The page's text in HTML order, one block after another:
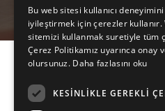
Yasal
Bu web sitesi kullanıcı deneyimini
iyileştirmek için çerezler kullanır.
sitemizi kullanmak suretiyle tüm
Çerez Politikamız uyarınca onay
olursunuz. Daha fazlasını oku
KESINLIKLE GEREKLI